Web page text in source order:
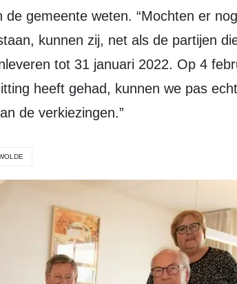
de gemeente weten. “Mochten er
kunnen zij, net als de partijen
tot 31 januari 2022. Op 4
heeft gehad, kunnen we pas
de verkiezingen.”